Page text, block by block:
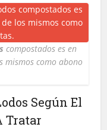
compostados es en
mismos como abono
Según El
Tratar